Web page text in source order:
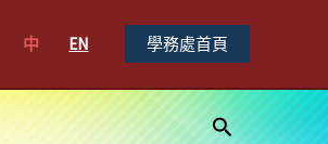
中 EN 學務處首頁
搜